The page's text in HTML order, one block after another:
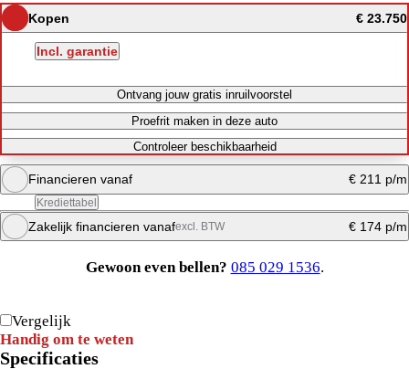
Kopen € 23.750
Incl. garantie
Ontvang jouw gratis inruilvoorstel
Proefrit maken in deze auto
Controleer beschikbaarheid
Financieren vanaf € 211 p/m
Krediettabel
Maandbedrag berekenen
Zakelijk financieren vanafexcl. BTW € 174 p/m
Maandbedrag berekenen
Gewoon even bellen? 085 029 1536.
Vergelijk
Handig om te weten
Specificaties